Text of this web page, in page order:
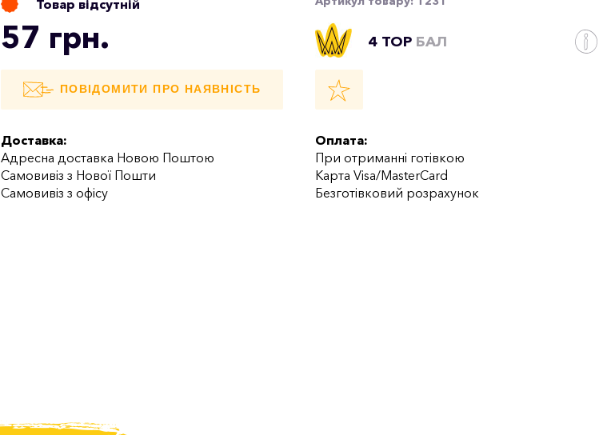
Товар відсутній
57 грн. 4 TOP БАЛ
ПОВІДОМИТИ ПРО НАЯВНІСТЬ
Доставка:
Адресна доставка Новою Поштою
Самовивіз з Нової Пошти
Самовивіз з офісу
Оплата:
При отриманні готівкою
Карта Visa/MasterCard
Безготівковий розрахунок